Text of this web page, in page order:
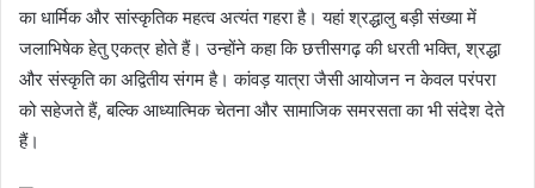
का धार्मिक और सांस्कृतिक महत्व अत्यंत गहरा है। यहां श्रद्धालु बड़ी संख्या में
जलाभिषेक हेतु एकत्र होते हैं। उन्होंने कहा कि छत्तीसगढ़ की धरती भक्ति, श्रद्धा
और संस्कृति का अद्वितीय संगम है। कांवड़ यात्रा जैसी आयोजन न केवल परंपरा
को सहेजते हैं, बल्कि आध्यात्मिक चेतना और सामाजिक समरसता का भी संदेश देते
हैं।